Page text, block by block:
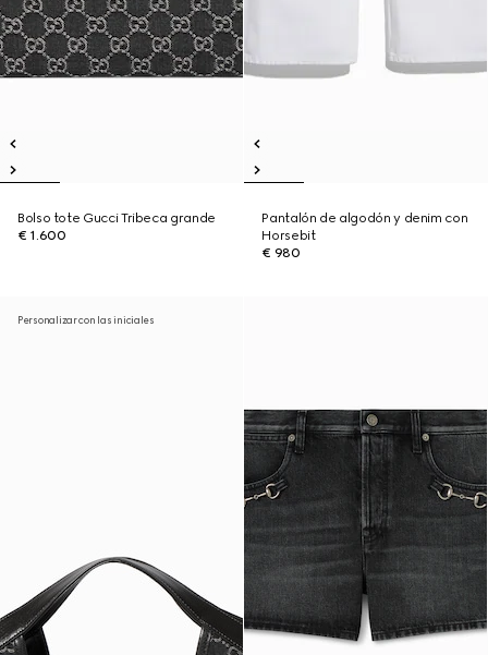
Bolso tote Gucci Tribeca grande
€ 1.600
Pantalón de algodón y denim con
Horsebit
€ 980
Personalizar con las iniciales